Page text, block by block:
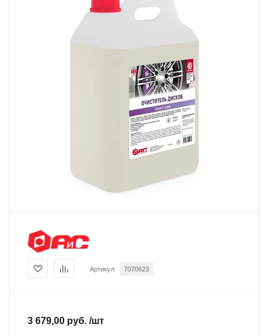
Артикул 7070623
3 679,00 руб. /шт